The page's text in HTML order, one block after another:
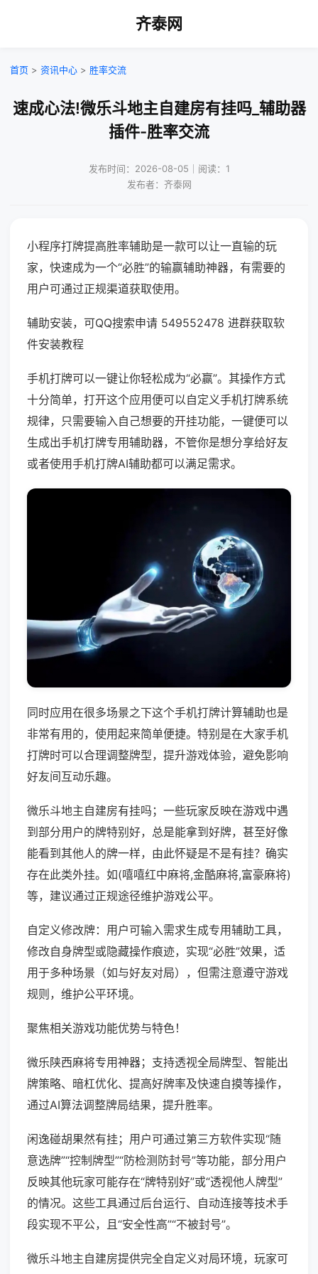
齐泰网
首页 > 资讯中心 > 胜率交流
速成心法!微乐斗地主自建房有挂吗_辅助器
插件-胜率交流
发布时间：2026-08-05｜阅读：1
发布者：齐泰网
小程序打牌提高胜率辅助是一款可以让一直输的玩
家，快速成为一个“必胜”的输赢辅助神器，有需要的
用户可通过正规渠道获取使用。
辅助安装，可QQ搜索申请 549552478 进群获取软
件安装教程
手机打牌可以一键让你轻松成为“必赢”。其操作方式
十分简单，打开这个应用便可以自定义手机打牌系统
规律，只需要输入自己想要的开挂功能，一键便可以
生成出手机打牌专用辅助器，不管你是想分享给好友
或者使用手机打牌AI辅助都可以满足需求。
同时应用在很多场景之下这个手机打牌计算辅助也是
非常有用的，使用起来简单便捷。特别是在大家手机
打牌时可以合理调整牌型，提升游戏体验，避免影响
好友间互动乐趣。
微乐斗地主自建房有挂吗；一些玩家反映在游戏中遇
到部分用户的牌特别好，总是能拿到好牌，甚至好像
能看到其他人的牌一样，由此怀疑是不是有挂？确实
存在此类外挂。如(嘻嘻红中麻将,金酷麻将,富豪麻将)
等，建议通过正规途径维护游戏公平。
自定义修改牌：用户可输入需求生成专用辅助工具，
修改自身牌型或隐藏操作痕迹，实现“必胜”效果，适
用于多种场景（如与好友对局），但需注意遵守游戏
规则，维护公平环境。
聚焦相关游戏功能优势与特色！
微乐陕西麻将专用神器；支持透视全局牌型、智能出
牌策略、暗杠优化、提高好牌率及快速自摸等操作，
通过AI算法调整牌局结果，提升胜率。
闲逸碰胡果然有挂；用户可通过第三方软件实现“随
意选牌”“控制牌型”“防检测防封号”等功能，部分用户
反映其他玩家可能存在“牌特别好”或“透视他人牌型”
的情况。这些工具通过后台运行、自动连接等技术手
段实现不平公，且“安全性高”“不被封号”。
微乐斗地主自建房提供完全自定义对局环境，玩家可